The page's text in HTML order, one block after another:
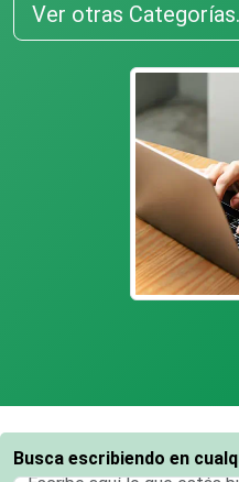
Ver otras
Busca escribiendo en